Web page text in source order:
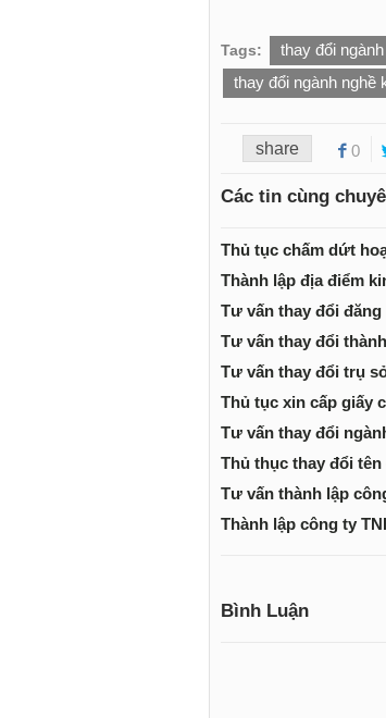
Tags:
thay đổi
thay đổi ngành nghề
share 0
Các tin cùng
Thủ tục chấm dứt
Thành lập địa điểm
Tư vấn thay đổi
Tư vấn thay đổi
Tư vấn thay đổi trụ
Thủ tục xin cấp giấy
Tư vấn thay đổi
Thủ thục thay đổi
Tư vấn thành lập
Thành lập công ty
Bình Luận